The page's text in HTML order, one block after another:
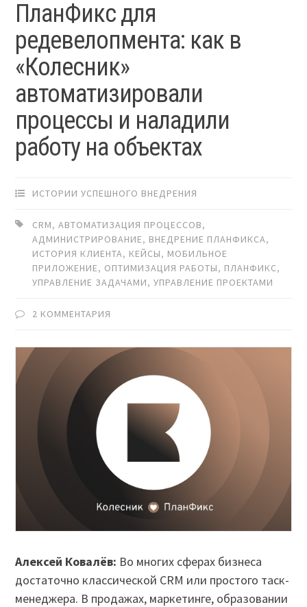
ПланФикс для
редевелопмента: как в
«Колесник»
автоматизировали
процессы и наладили
работу на объектах
ИСТОРИИ УСПЕШНОГО ВНЕДРЕНИЯ
CRM,АВТОМАТИЗАЦИЯ ПРОЦЕССОВ,
АДМИНИСТРИРОВАНИЕ, ВНЕДРЕНИЕ ПЛАНФИКСА,
ИСТОРИЯ КЛИЕНТА, КЕЙСЫ, МОБИЛЬНОЕ
ПРИЛОЖЕНИЕ, ОПТИМИЗАЦИЯ РАБОТЫ, ПЛАНФИКС,
УПРАВЛЕНИЕ ЗАДАЧАМИ,УПРАВЛЕНИЕ ПРОЕКТАМИ
2 КОММЕНТАРИЯ
Алексей Ковалёв: Во многих сферах бизнеса
достаточно классической CRM или простого таск-
менеджера. В продажах, маркетинге, образовании